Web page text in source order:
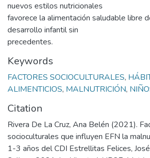
nuevos estilos nutricionales
favorece la alimentación saludable libre
desarrollo infantil sin
precedentes.
Keywords
FACTORES SOCIOCULTURALES,
ALIMENTICIOS, MALNUTRICIÓN,
Citation
Rivera De La Cruz, Ana Belén (2021).
socioculturales que influyen EFN la
1-3 años del CDI Estrellitas Felices,